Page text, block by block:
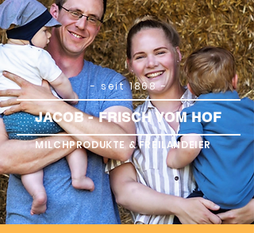
- seit 1868 -
JACOB - FRISCH VOM HOF
MILCHPRODUKTE & FREILANDEIER